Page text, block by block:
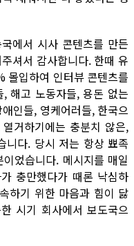
에서 시사 콘텐츠를 만든
셔서 감사합니다. 한때 유
몰입하여 인터뷰 콘텐츠를
해고 노동자들, 용돈 없는
인들, 영케어러들, 한국으
거하기에는 충분치 않은,
니다. 당시 저는 항상 뾰족
었습니다. 메시지를 매일
충만했다가 때론 낙심하
하기 위한 마음과 힘이 닳
시기 회사에서 보도국으